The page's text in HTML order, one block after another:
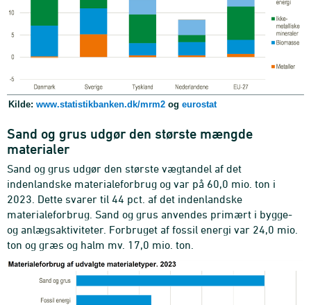
Kilde: www.statistikbanken.dk/mrm2 og eurostat
Sand og grus udgør den største mængde
materialer
Sand og grus udgør den største vægtandel af det
indenlandske materialeforbrug og var på 60,0 mio. ton i
2023. Dette svarer til 44 pct. af det indenlandske
materialeforbrug. Sand og grus anvendes primært i bygge-
og anlægsaktiviteter. Forbruget af fossil energi var 24,0 mio.
ton og græs og halm mv. 17,0 mio. ton.